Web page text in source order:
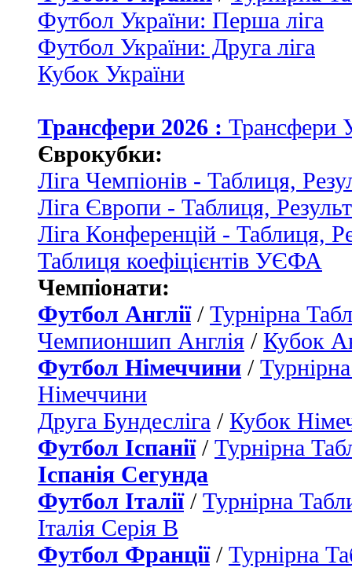
Футбол України: Перша ліга
Футбол України: Друга ліга
Кубок України
Трансфери 2026 : Трансфери
Єврокубки:
Ліга Чемпіонів - Таблиця,
Ліга Європи - Таблиця,
Ліга Конференцій - Таблиця,
Таблиця коефіцієнтів УЄФА
Чемпіонати:
Футбол Англії/ Турнірна
Чемпионшип Англія / Кубок
Футбол Німеччини /
Німеччини
Друга Бундесліга / Кубок
Футбол Іспанії/ Турнірна
Іспанія Сегунда
Футбол Італії/ Турнірна
Італія Серія B
Футбол Франції/ Турнірна